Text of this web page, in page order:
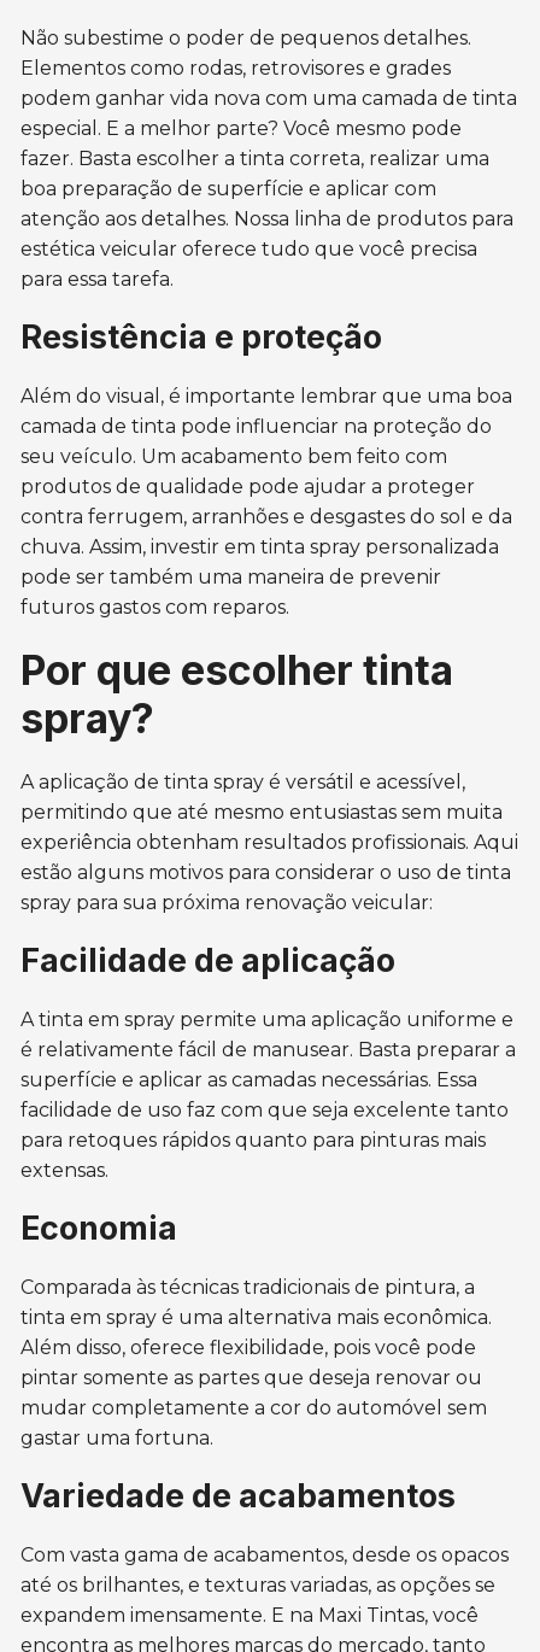
Não subestime o poder de pequenos detalhes.
Elementos como rodas, retrovisores e grades
podem ganhar vida nova com uma camada de tinta
especial. E a melhor parte? Você mesmo pode
fazer. Basta escolher a tinta correta, realizar uma
boa preparação de superfície e aplicar com
atenção aos detalhes. Nossa linha de produtos para
estética veicular oferece tudo que você precisa
para essa tarefa.
Resistência e proteção
Além do visual, é importante lembrar que uma boa
camada de tinta pode influenciar na proteção do
seu veículo. Um acabamento bem feito com
produtos de qualidade pode ajudar a proteger
contra ferrugem, arranhões e desgastes do sol e da
chuva. Assim, investir em tinta spray personalizada
pode ser também uma maneira de prevenir
futuros gastos com reparos.
Por que escolher tinta
spray?
A aplicação de tinta spray é versátil e acessível,
permitindo que até mesmo entusiastas sem muita
experiência obtenham resultados profissionais. Aqui
estão alguns motivos para considerar o uso de tinta
spray para sua próxima renovação veicular:
Facilidade de aplicação
A tinta em spray permite uma aplicação uniforme e
é relativamente fácil de manusear. Basta preparar a
superfície e aplicar as camadas necessárias. Essa
facilidade de uso faz com que seja excelente tanto
para retoques rápidos quanto para pinturas mais
extensas.
Economia
Comparada às técnicas tradicionais de pintura, a
tinta em spray é uma alternativa mais econômica.
Além disso, oferece flexibilidade, pois você pode
pintar somente as partes que deseja renovar ou
mudar completamente a cor do automóvel sem
gastar uma fortuna.
Variedade de acabamentos
Com vasta gama de acabamentos, desde os opacos
até os brilhantes, e texturas variadas, as opções se
expandem imensamente. E na Maxi Tintas, você
encontra as melhores marcas do mercado, tanto